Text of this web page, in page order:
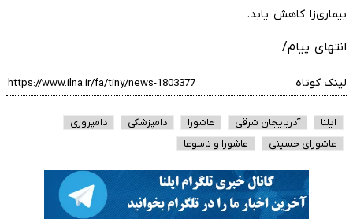
بیماری‌زا کاهش یابد.
انتهای پیام/
لینک کوتاه
ایلنا آذربایجان شرقی عاشورا دامپزشکی
دامپروری
عاشورای حسینی
عاشورا و تاسوعا